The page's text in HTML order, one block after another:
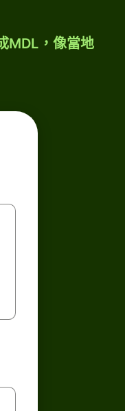
MDL，像當地